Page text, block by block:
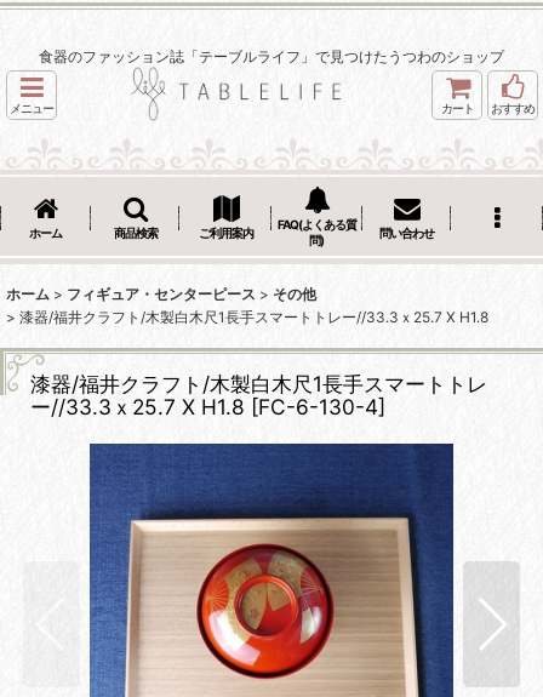
食器のファッション誌「テーブルライフ」で見つけたうつわのショップ
メニュー カート おすすめ
ホーム 商品検索 ご利用案内
FAQ(よくある質
問)
問い合わせ
ホーム > フィギュア・センターピース > その他
> 漆器/福井クラフト/木製白木尺1長手スマートトレー//33.3ｘ25.7 X H1.8
漆器/福井クラフト/木製白木尺1長手スマートトレ
ー//33.3ｘ25.7 X H1.8 [FC-6-130-4]